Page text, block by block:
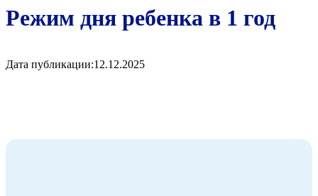
Режим дня ребенка в 1 год
Дата публикации:12.12.2025